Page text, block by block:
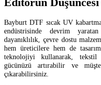
Bayburt DTF sıcak UV
endüstrisinde devrim
dayanıklılık, çevre dostu
hem üreticilere hem de
teknolojiyi kullanarak,
gücünüzü artırabilir ve
çıkarabilirsiniz.